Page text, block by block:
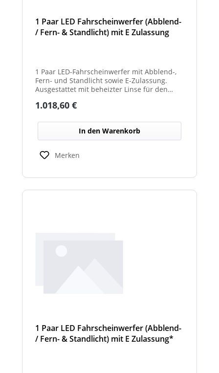
1 Paar LED Fahrscheinwerfer (Abblend-
/ Fern- & Standlicht) mit E Zulassung
1 Paar LED-Fahrscheinwerfer mit Abblend-,
Fern- und Standlicht sowie E-Zulassung.
Ausgestattet mit beheizter Linse für den
Witterungsbedingungen. Ideal zur sicheren
Arbeitsbereichen bei allen Fahrzeugtypen.
Balkenbreiten mit Scheinwerfermodulen
können geringfügig von den angegebenen
Standardbreiten abweichen. Modelle mit nur
2 Scheinwerfermodulen, können wahlweise
unbeleuchtet) haben. Die max. Anzahl der
Regulärer Preis:
1.018,60 €
In den Warenkorb
Merken
1 Paar LED Fahrscheinwerfer (Abblend-
/ Fern- & Standlicht) mit E Zulassung*